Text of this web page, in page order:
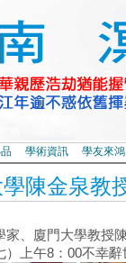
學術資訊 學友來鴻
陳金泉教
家、廈門大學教授
）上午8：00不幸